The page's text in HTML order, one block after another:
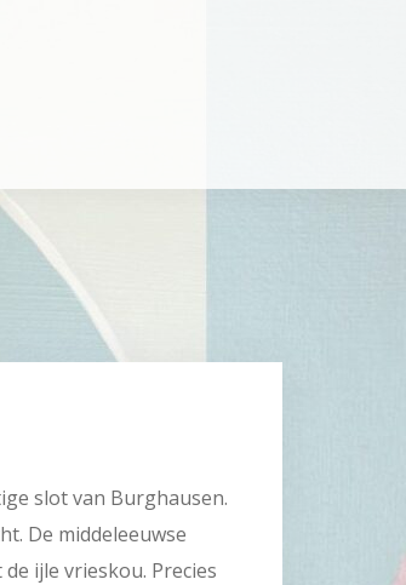
slot van Burghausen.
De middeleeuwse
ijle vrieskou. Precies